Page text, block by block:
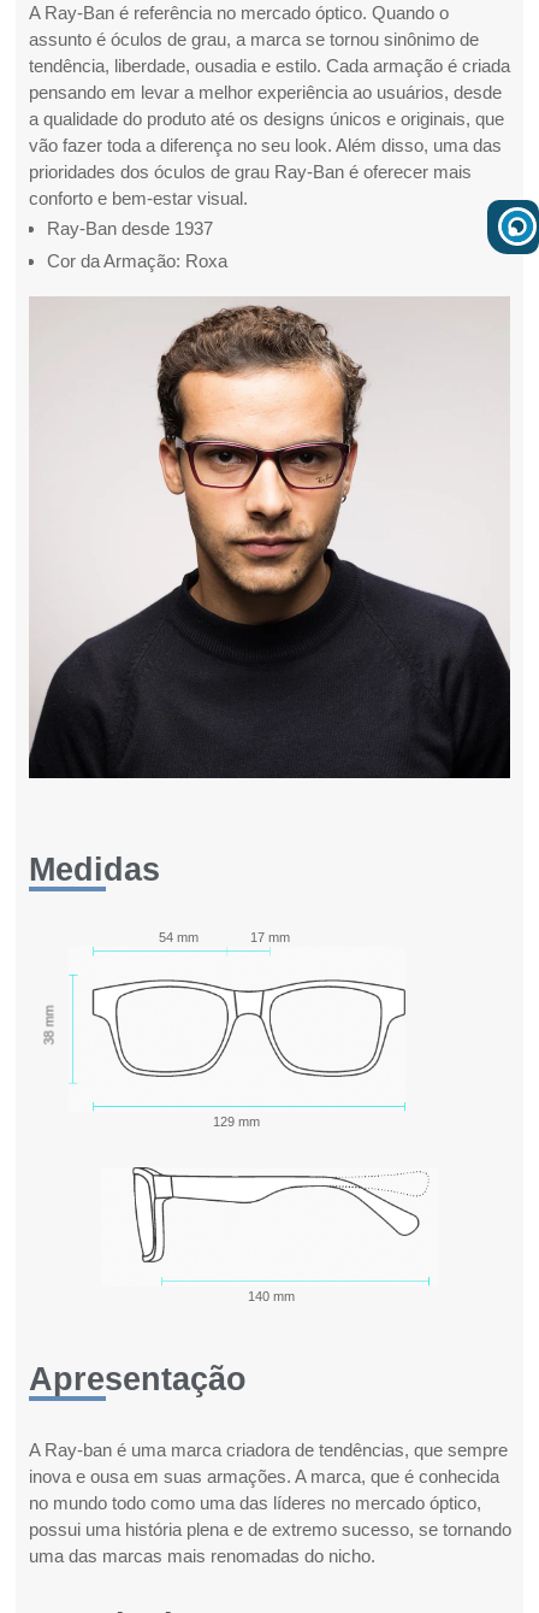
A Ray-Ban é referência no mercado óptico. Quando o
assunto é óculos de grau, a marca se tornou sinônimo de
tendência, liberdade, ousadia e estilo. Cada armação é criada
pensando em levar a melhor experiência ao usuários, desde
a qualidade do produto até os designs únicos e originais, que
vão fazer toda a diferença no seu look. Além disso, uma das
prioridades dos óculos de grau Ray-Ban é oferecer mais
conforto e bem-estar visual.
Ray-Ban desde 1937
Cor da Armação: Roxa
Medidas
54 mm 17 mm
38 mm
129 mm
140 mm
Apresentação
A Ray-ban é uma marca criadora de tendências, que sempre
inova e ousa em suas armações. A marca, que é conhecida
no mundo todo como uma das líderes no mercado óptico,
possui uma história plena e de extremo sucesso, se tornando
uma das marcas mais renomadas do nicho.